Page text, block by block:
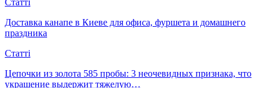
Статті
Доставка канапе в Киеве для офиса, фуршета и домашнего
праздника
Статті
Цепочки из золота 585 пробы: 3 неочевидных признака, что
украшение выдержит тяжелую…